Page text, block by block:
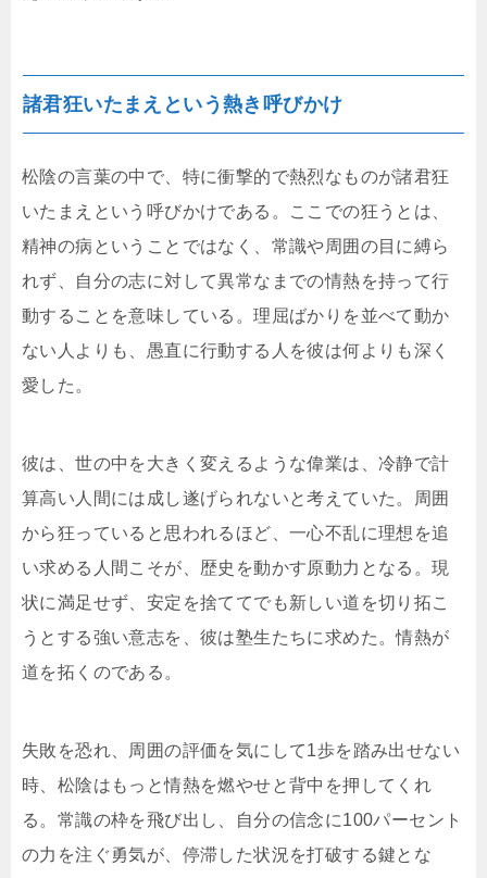
諸君狂いたまえという熱き呼びかけ
松陰の言葉の中で、特に衝撃的で熱烈なものが諸君狂
いたまえという呼びかけである。ここでの狂うとは、
精神の病ということではなく、常識や周囲の目に縛ら
れず、自分の志に対して異常なまでの情熱を持って行
動することを意味している。理屈ばかりを並べて動か
ない人よりも、愚直に行動する人を彼は何よりも深く
愛した。
彼は、世の中を大きく変えるような偉業は、冷静で計
算高い人間には成し遂げられないと考えていた。周囲
から狂っていると思われるほど、一心不乱に理想を追
い求める人間こそが、歴史を動かす原動力となる。現
状に満足せず、安定を捨ててでも新しい道を切り拓こ
うとする強い意志を、彼は塾生たちに求めた。情熱が
道を拓くのである。
失敗を恐れ、周囲の評価を気にして1歩を踏み出せない
時、松陰はもっと情熱を燃やせと背中を押してくれ
る。常識の枠を飛び出し、自分の信念に100パーセント
の力を注ぐ勇気が、停滞した状況を打破する鍵とな